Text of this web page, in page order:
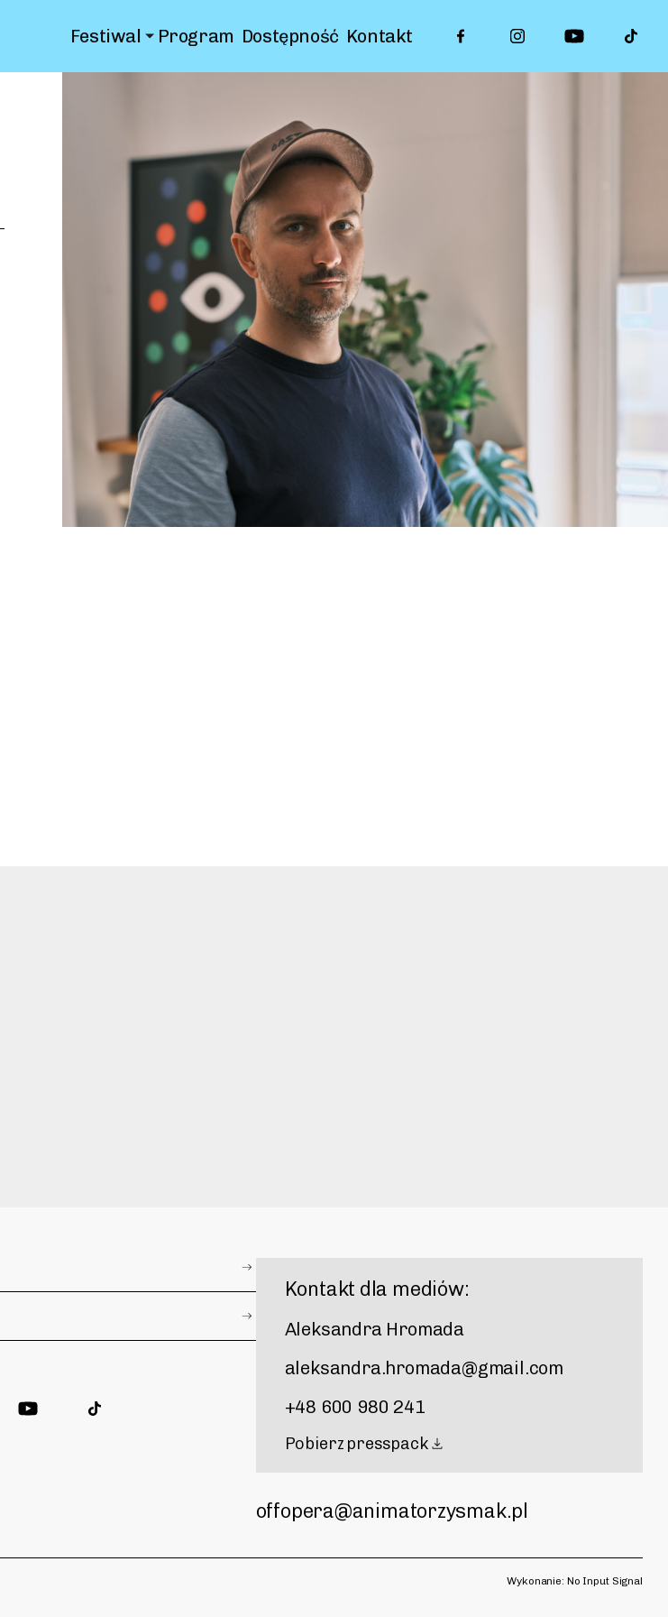
Festiwal Program Dostępność Kontakt
Kontakt dla mediów:
Aleksandra Hromada
aleksandra.hromada@gmail.com
+48 600 980 241
Pobierz presspack
offopera@animatorzysmak.pl
Wykonanie: No Input Signal